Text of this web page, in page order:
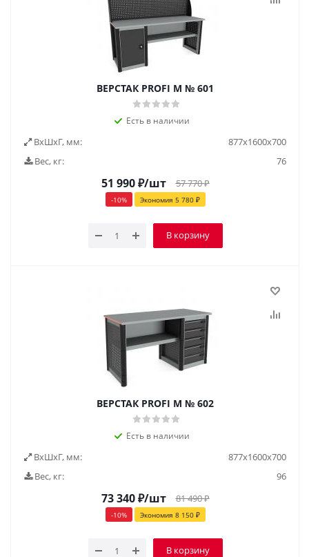
ВЕРСТАК PROFI M № 601
Есть в наличии
ВxШxГ, мм:
877x1600x700
Вес, кг:
76
51 990₽/шт 57 770₽
-10% Экономия 5 780₽
В корзину
ВЕРСТАК PROFI M № 602
Есть в наличии
ВxШxГ, мм:
877x1600x700
Вес, кг:
96
73 340₽/шт 81 490₽
-10% Экономия 8 150₽
В корзину